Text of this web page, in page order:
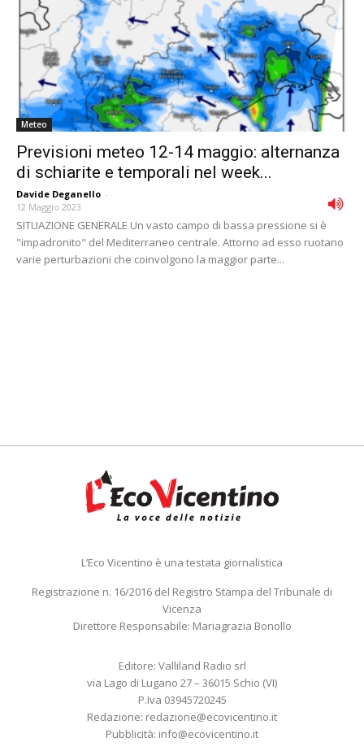
Meteo
Previsioni meteo 12-14 maggio: alternanza
di schiarite e temporali nel week...
Davide Deganello -
12 Maggio 2023
SITUAZIONE GENERALE Un vasto campo di bassa pressione si è
"impadronito" del Mediterraneo centrale. Attorno ad esso ruotano
varie perturbazioni che coinvolgono la maggior parte...
L’Eco Vicentino è una testata giornalistica
Registrazione n. 16/2016 del Registro Stampa del Tribunale di
Vicenza
Direttore Responsabile: Mariagrazia Bonollo
Editore: Valliland Radio srl
via Lago di Lugano 27 – 36015 Schio (VI)
P.Iva 03945720245
Redazione: redazione@ecovicentino.it
Pubblicità: info@ecovicentino.it